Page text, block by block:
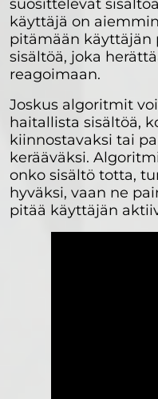
suosittelevat
käyttäjä on
pitämään käyttäjän
sisältöä, joka
reagoimaan.
Joskus algoritmit
haitallista sisältöä,
kiinnostavaksi tai
kerääväksi.
onko sisältö totta,
hyväksi, vaan ne
pitää käyttäjän